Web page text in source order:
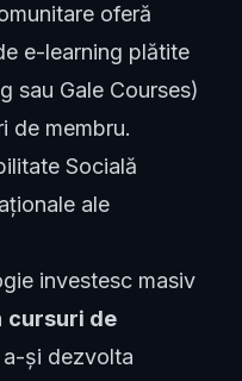
oferă
e-learning plătite
sau Gale Courses)
de membru.
Socială
ale
investesc masiv
cursuri de
a-și dezvolta